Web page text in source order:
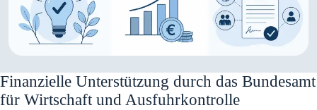
Finanzielle Unterstützung durch das Bundesamt
für Wirtschaft und Ausfuhrkontrolle